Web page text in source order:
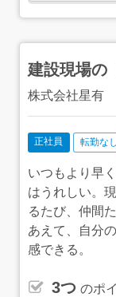
建設現場の
株式会社星有
正社員 転勤なし
いつもより早
はうれしい。
るたび、仲間
あえて、自分
感できる。
3つ のポ